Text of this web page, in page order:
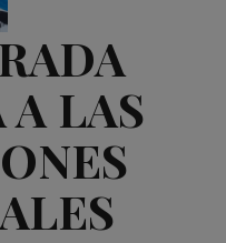
LAS